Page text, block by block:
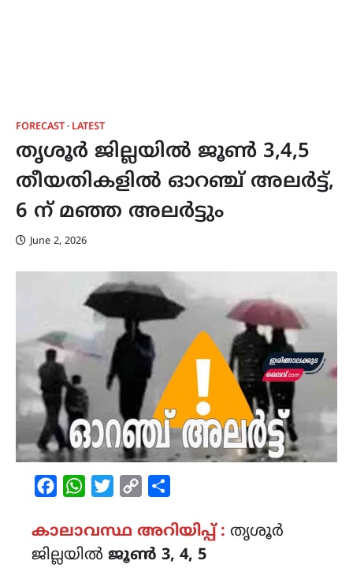
FORECAST LATEST
തൃശൂർ ജില്ലയിൽ ജൂൺ 3,4,5
തീയതികളിൽ ഓറഞ്ച് അലർട്ട്,
6 ന് മഞ്ഞ അലർട്ടും
June 2, 2026
FacebookWhatsAppTwitterCopy
കാലാവസ്ഥ അറിയിപ്പ് : തൃശൂർ
ജില്ലയിൽ ജൂൺ 3, 4, 5